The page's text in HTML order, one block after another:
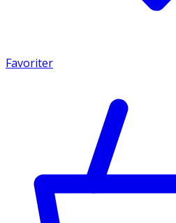
Favoriter